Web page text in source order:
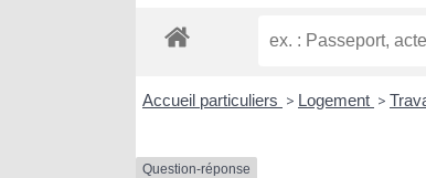
Accueil particuliers > Logement >
Question-réponse